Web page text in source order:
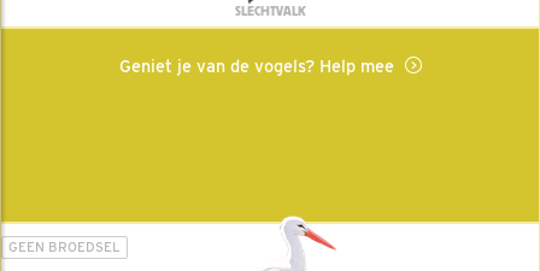
SLECHTVALK
Geniet je van de vogels? Help mee
GEEN BROEDSEL